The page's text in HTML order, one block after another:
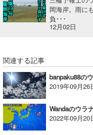
岡海岸。雨に
負･･･
12月02日
関連する記事
2019年09月26
2022年09月20
Mr.K